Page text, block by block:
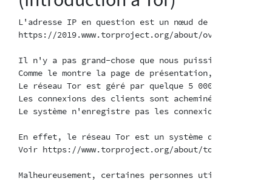
L'adresse IP en question est un nœud de sortie Tor.
https://2019.www.torproject.org/about/
Il n'y a pas grand-chose que nous puissions faire
Comme le montre la page de présentation, le
Le réseau Tor est géré par quelque 5 000
Les connexions des clients sont acheminées via
Le système n'enregistre pas les connexions des
En effet, le réseau Tor est un système de
Voir https://www.torproject.org/about/